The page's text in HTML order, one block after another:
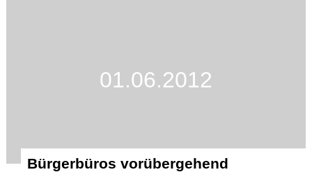
01.06.2012
Bürgerbüros vorübergehend